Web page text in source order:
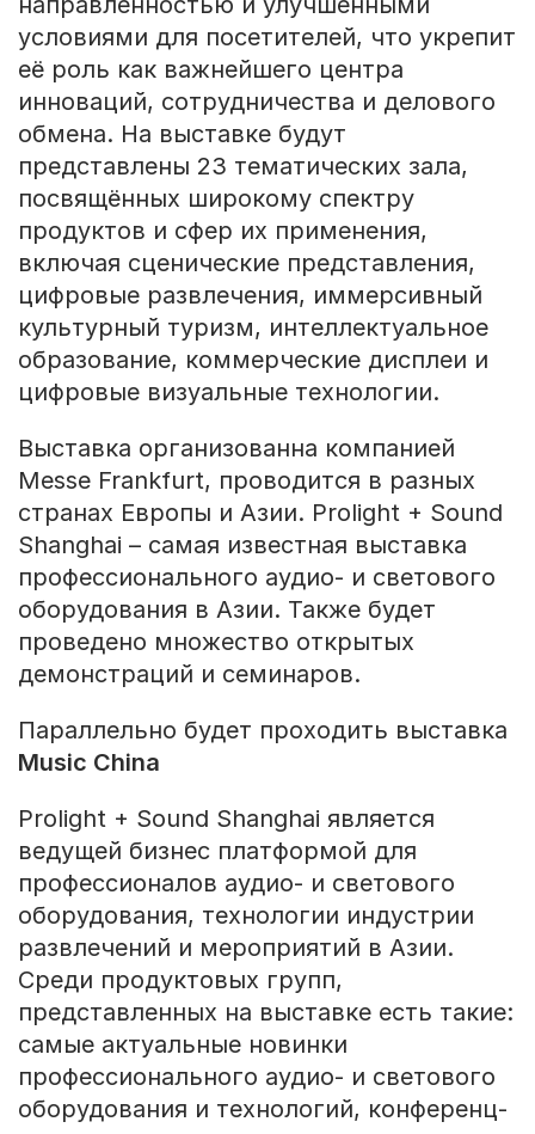
условиями для посетителей, что укрепит
её роль как важнейшего центра
инноваций, сотрудничества и делового
обмена. На выставке будут
представлены 23 тематических зала,
посвящённых широкому спектру
продуктов и сфер их применения,
включая сценические представления,
цифровые развлечения, иммерсивный
культурный туризм, интеллектуальное
образование, коммерческие дисплеи и
цифровые визуальные технологии.
Выставка организованна компанией
Messe Frankfurt, проводится в разных
странах Европы и Азии. Prolight + Sound
Shanghai – самая известная выставка
профессионального аудио- и светового
оборудования в Азии. Также будет
проведено множество открытых
демонстраций и семинаров.
Параллельно будет проходить выставка
Music China
Prolight + Sound Shanghai является
ведущей бизнес платформой для
профессионалов аудио- и светового
оборудования, технологии индустрии
развлечений и мероприятий в Азии.
Среди продуктовых групп,
представленных на выставке есть такие:
самые актуальные новинки
профессионального аудио- и светового
оборудования и технологий, конференц-